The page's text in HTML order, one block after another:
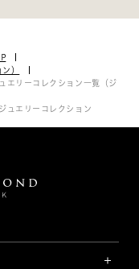
）
エリーコレクション一覧（ジ
ュエリーコレクション